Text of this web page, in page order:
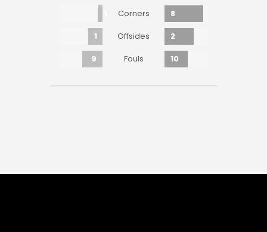
Corners
8
1
Offsides
2
9
Fouls 10